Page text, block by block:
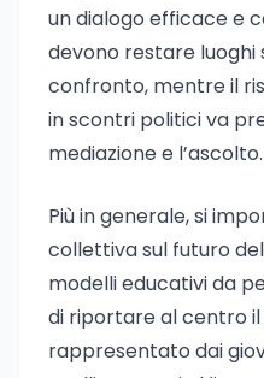
un dialogo efficace e
devono restare luoghi
confronto, mentre il
in scontri politici va
mediazione e l’ascolto.
Più in generale, si
collettiva sul futuro
modelli educativi da
di riportare al centro
rappresentato dai